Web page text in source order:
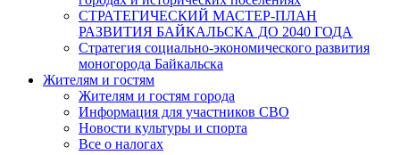
СТРАТЕГИЧЕСКИЙ МАСТЕР-ПЛАН
РАЗВИТИЯ БАЙКАЛЬСКА ДО 2040 ГОДА
Стратегия социально-экономического развития
моногорода Байкальска
Жителям и гостям
Жителям и гостям города
Информация для участников СВО
Новости культуры и спорта
Все о налогах